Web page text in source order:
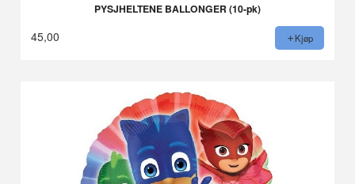
PYSJHELTENE BALLONGER (10-pk)
45,00 Kjøp